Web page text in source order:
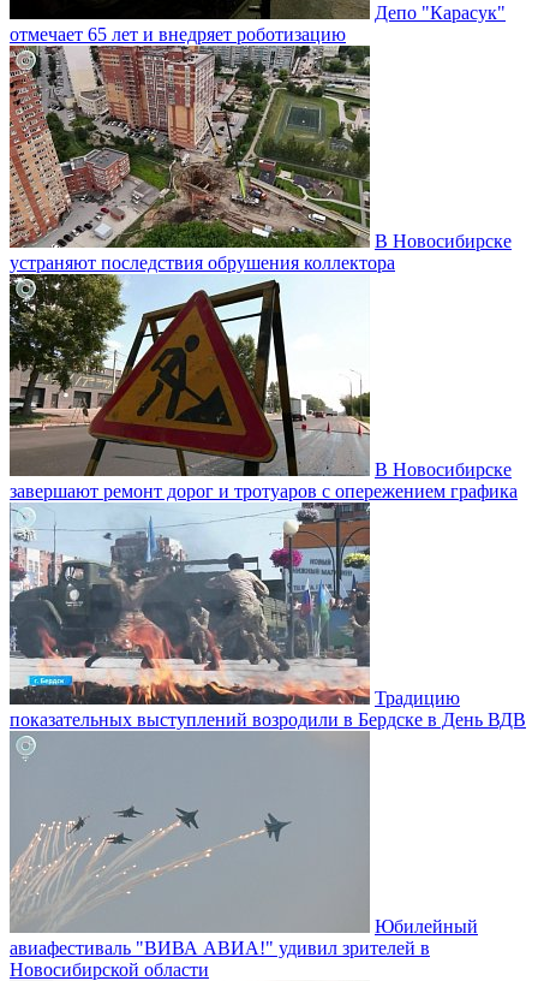
Депо "Карасук"
отмечает 65 лет и внедряет роботизацию
В Новосибирске
устраняют последствия обрушения коллектора
В Новосибирске
завершают ремонт дорог и тротуаров с опережением графика
Традицию
показательных выступлений возродили в Бердске в День ВДВ
Юбилейный
авиафестиваль "ВИВА АВИА!" удивил зрителей в
Новосибирской области